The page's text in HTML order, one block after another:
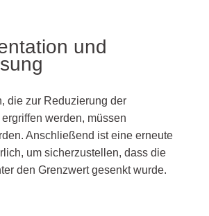
und
die zur Reduzierung der
werden, müssen
Anschließend ist eine erneute
um sicherzustellen, dass die
den Grenzwert gesenkt wurde.